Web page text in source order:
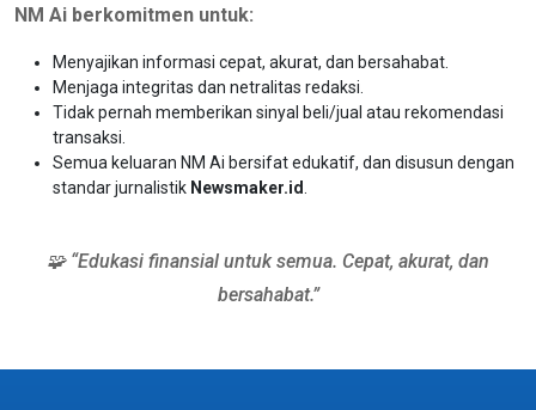
NM Ai berkomitmen untuk:
Menyajikan informasi cepat, akurat, dan bersahabat.
Menjaga integritas dan netralitas redaksi.
Tidak pernah memberikan sinyal beli/jual atau rekomendasi
transaksi.
Semua keluaran NM Ai bersifat edukatif, dan disusun dengan
standar jurnalistik Newsmaker.id.
🧩 “Edukasi finansial untuk semua. Cepat, akurat, dan
bersahabat.”